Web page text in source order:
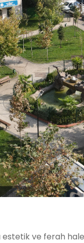
estetik ve ferah